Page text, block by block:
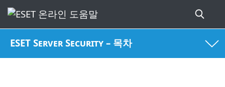
ESET Server Security – 목차